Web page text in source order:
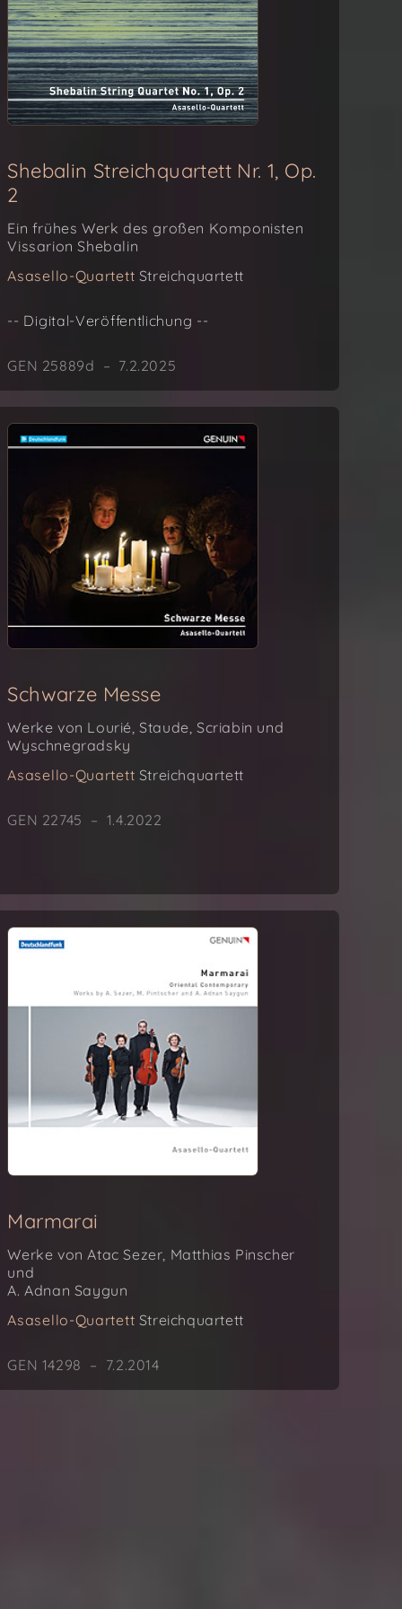
Shebalin Streichquartett Nr. 1, Op.
2
Ein frühes Werk des großen Komponisten
Vissarion Shebalin
Asasello-Quartett Streichquartett
-- Digital-Veröffentlichung --
GEN 25889d – 7.2.2025
Schwarze Messe
Werke von Lourié, Staude, Scriabin und
Wyschnegradsky
Asasello-Quartett Streichquartett
GEN 22745 – 1.4.2022
Marmarai
Werke von Atac Sezer, Matthias Pinscher
und
A. Adnan Saygun
Asasello-Quartett Streichquartett
GEN 14298 – 7.2.2014